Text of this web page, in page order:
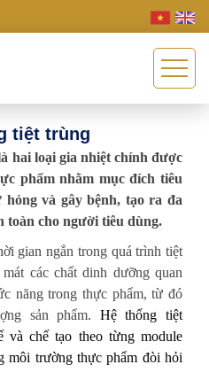
tiệt trùng
hai loại gia nhiệt chính được
phẩm nhằm mục đích tiêu
và gây bệnh, tạo ra đa
toàn cho người tiêu dùng.
gian ngắn trong quá trình tiệt
các chất dinh dưỡng quan
năng trong thực phẩm, từ đó
sản phẩm.
Hệ thống tiệt
và chế tạo theo từng module
môi trường thực phẩm đòi hỏi